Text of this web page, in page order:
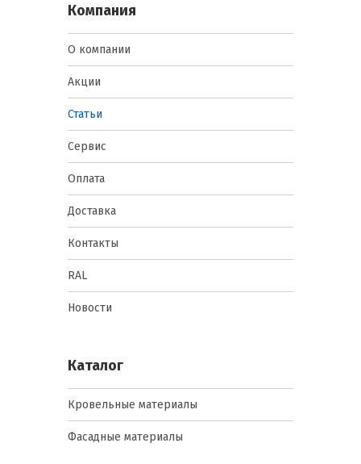
Компания
О компании
Акции
Статьи
Сервис
Оплата
Доставка
Контакты
RAL
Новости
Каталог
Кровельные материалы
Фасадные материалы